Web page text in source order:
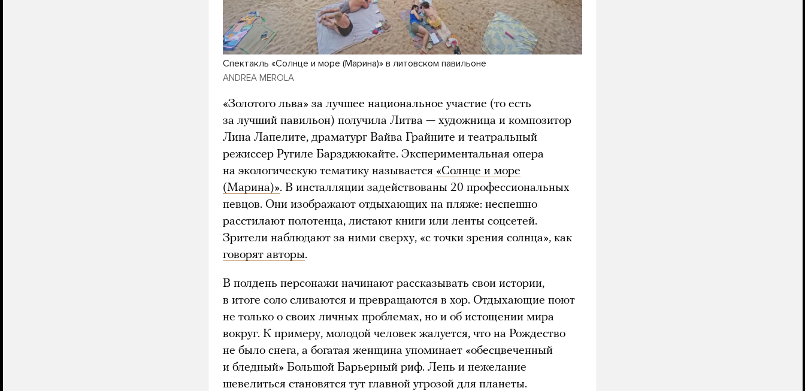
Спектакль «Солнце и море (Марина)» в литовском павильоне
ANDREA MEROLA
«Золотого льва» за лучшее национальное участие (то есть
за лучший павильон) получила Литва — художница и композитор
Лина Лапелите, драматург Вайва Грайните и театральный
режиссер Ругиле Барзджюкайте. Экспериментальная опера
на экологическую тематику называется «Солнце и море
(Марина)». В инсталляции задействованы 20 профессиональных
певцов. Они изображают отдыхающих на пляже: неспешно
расстилают полотенца, листают книги или ленты соцсетей.
Зрители наблюдают за ними сверху, «с точки зрения солнца», как
говорят авторы.
В полдень персонажи начинают рассказывать свои истории,
в итоге соло сливаются и превращаются в хор. Отдыхающие поют
не только о своих личных проблемах, но и об истощении мира
вокруг. К примеру, молодой человек жалуется, что на Рождество
не было снега, а богатая женщина упоминает «обесцвеченный
и бледный» Большой Барьерный риф. Лень и нежелание
шевелиться становятся тут главной угрозой для планеты.